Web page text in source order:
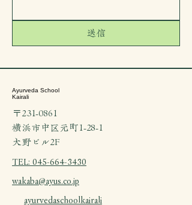
送信
Ayurveda School
Kairali
〒231-0861
横浜市中区元町1-28-1
​大野ビル2F
TEL: 045-664-3430
wakaba@ayus.co.jp
ayurvedaschoolkairali